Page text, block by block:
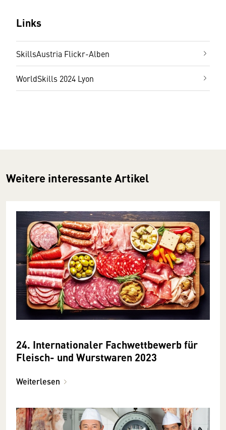
Links
SkillsAustria Flickr-Alben
WorldSkills 2024 Lyon
Weitere interessante Artikel
24. Internationaler Fachwettbewerb für
Fleisch- und Wurstwaren 2023
Weiterlesen